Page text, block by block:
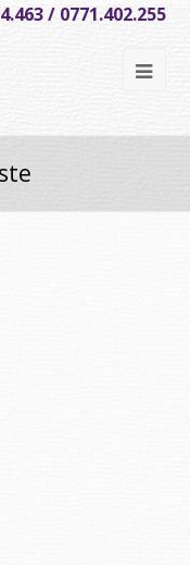
/ 0771.402.255